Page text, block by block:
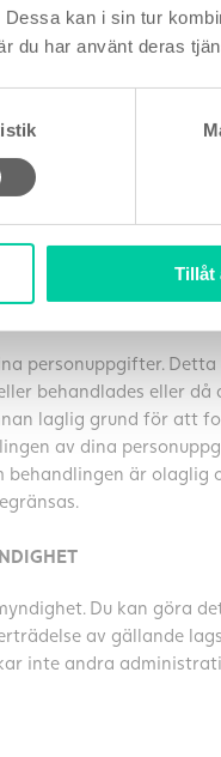
kan i sin tur
du har använt deras
Tillåt
som berör dig.
berör dig och att be
AV
personuppgifter.
behandlades eller
laglig grund för att
av dina
är olaglig
Du kan göra
av gällande
inte andra